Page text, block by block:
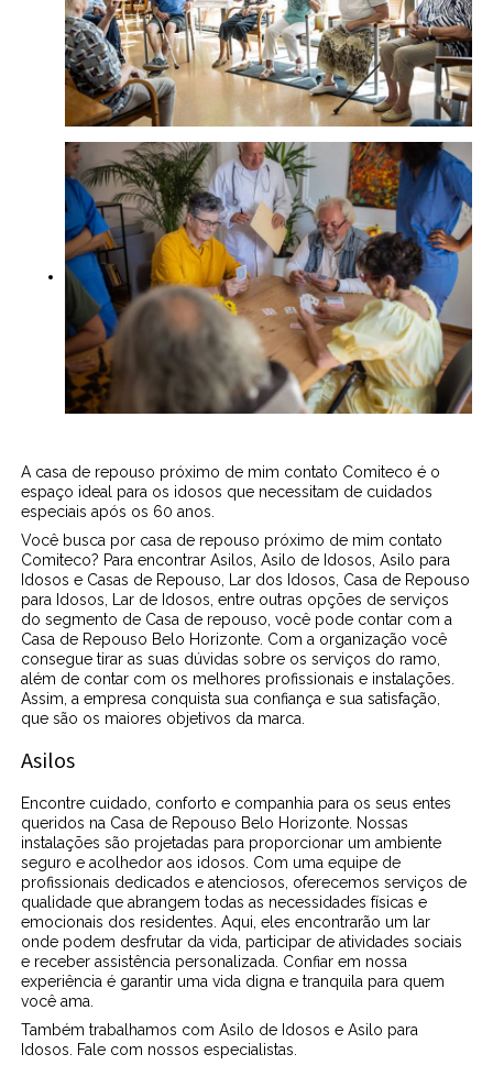
A casa de repouso próximo de mim contato Comiteco é o
espaço ideal para os idosos que necessitam de cuidados
especiais após os 60 anos.
Você busca por casa de repouso próximo de mim contato
Comiteco? Para encontrar Asilos, Asilo de Idosos, Asilo para
Idosos e Casas de Repouso, Lar dos Idosos, Casa de Repouso
para Idosos, Lar de Idosos, entre outras opções de serviços
do segmento de Casa de repouso, você pode contar com a
Casa de Repouso Belo Horizonte. Com a organização você
consegue tirar as suas dúvidas sobre os serviços do ramo,
além de contar com os melhores profissionais e instalações.
Assim, a empresa conquista sua confiança e sua satisfação,
que são os maiores objetivos da marca.
Asilos
Encontre cuidado, conforto e companhia para os seus entes
queridos na Casa de Repouso Belo Horizonte. Nossas
instalações são projetadas para proporcionar um ambiente
seguro e acolhedor aos idosos. Com uma equipe de
profissionais dedicados e atenciosos, oferecemos serviços de
qualidade que abrangem todas as necessidades físicas e
emocionais dos residentes. Aqui, eles encontrarão um lar
onde podem desfrutar da vida, participar de atividades sociais
e receber assistência personalizada. Confiar em nossa
experiência é garantir uma vida digna e tranquila para quem
você ama.
Também trabalhamos com Asilo de Idosos e Asilo para
Idosos. Fale com nossos especialistas.